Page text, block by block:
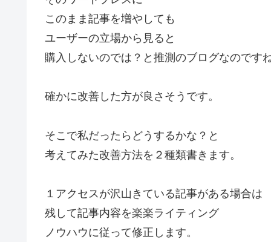
このまま記事を増やしても
ユーザーの立場から見ると
購入しないのでは？と推測のブログなのです
確かに改善した方が良さそうです。
そこで私だったらどうするかな？と
考えてみた改善方法を２種類書きます。
１アクセスが沢山きている記事がある場合は
残して記事内容を楽楽ライティング
ノウハウに従って修正します。